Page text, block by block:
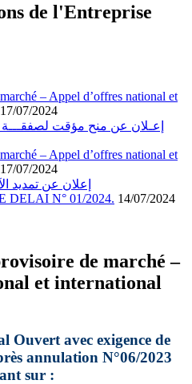
de l'Entreprise
– Appel d’offres national et
17/07/2024
إعـلان عن منح مؤقت
– Appel d’offres national et
17/07/2024
إعلان عن تمديد
DELAI N° 01/2024. 14/07/2024
de marché –
et international
Ouvert avec exigence de
annulation N°06/2023
sur :